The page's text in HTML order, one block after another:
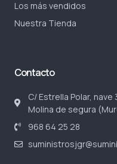
Los más vendidos
Nuestra Tienda
Contacto
C/ Estrella Polar, nave
Molina de segura
968 64 25 28